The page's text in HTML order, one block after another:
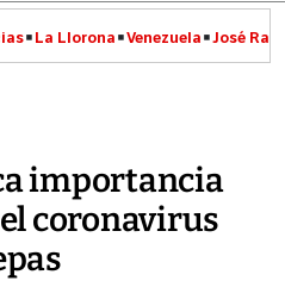
La Llorona Venezuela José
importancia
coronavirus